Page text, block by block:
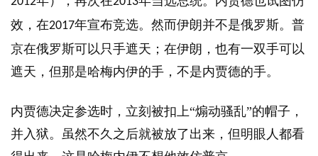
效，在2017年宣布竞选。然而伊朗并不是俄罗斯。普
京在俄罗斯可以只手遮天；在伊朗，也有一双手可以
遮天，但那是哈梅内伊的手，不是内贾德的手。
内贾德决定参选时，立刻被扣上“煽动骚乱”的帽子，
并入狱。虽然不久之后就被放了出来，但明眼人都看